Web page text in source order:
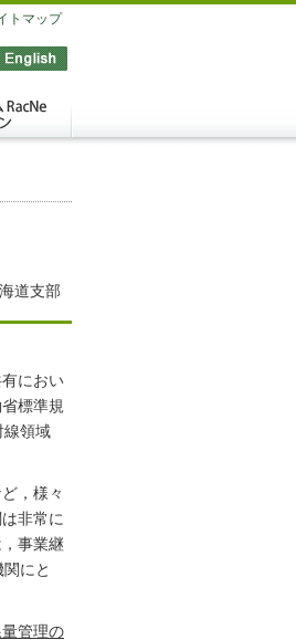
トマップ
道支部
におい
標準規
線領域
，様々
非常に
事業継
にと
管理の